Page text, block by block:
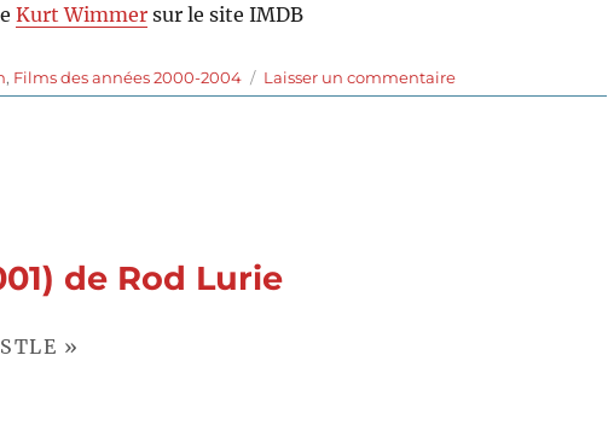
Kurt Wimmer sur le site IMDB
, Films des années 2000-2004 Laisser un commentairesur
Equilibrium
de Rod Lurie
»